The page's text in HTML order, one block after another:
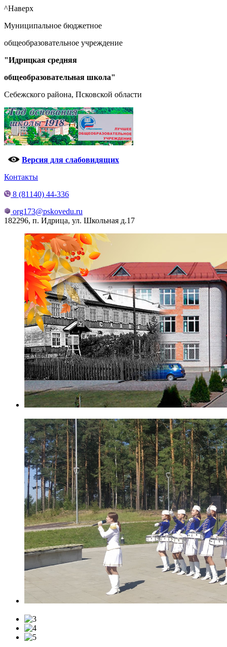
^Наверх
Муниципальное бюджетное
общеобразовательное учреждение
"Идрицкая средняя
общеобразовательная школа"
Себежского района, Псковской области
Версия для слабовидящих
Контакты
8 (81140) 44-336
org173@pskovedu.ru
182296, п. Идрица, ул. Школьная д.17